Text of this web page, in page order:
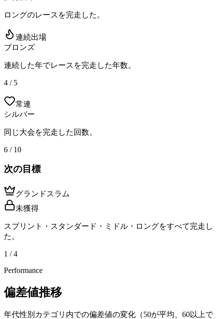
ロングのレースを完走した。
連続出場
ブロンズ
連続した年でレースを完走した年数。
4 / 5
常連
シルバー
同じ大会を完走した回数。
6 / 10
次の目標
グランドスラム
未獲得
スプリント・スタンダード・ミドル・ロングをすべて完走し
た。
1 / 4
Performance
偏差値推移
年代性別カテゴリ内での偏差値の変化（50が平均、60以上で